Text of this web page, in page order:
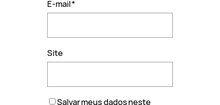
E-mail*
Site
Salvar meus dados neste